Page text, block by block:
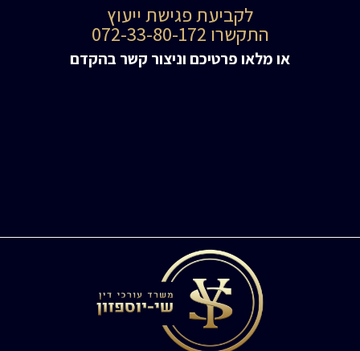
לקביעת פגישת ייעוץ
התקשרו 072-33-80-172
או מלאו פרטיכם וניצור קשר בהקדם